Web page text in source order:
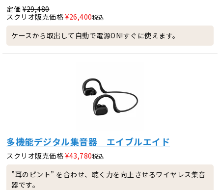
定価 ¥29,480
スクリオ販売価格 ¥26,400税込
ケースから取出して自動で電源ON!すぐに使えます。
多機能デジタル集音器 エイブルエイド
スクリオ販売価格 ¥43,780税込
”耳のピント” を合わせ、聴く力を向上させるワイヤレス集音
器です。